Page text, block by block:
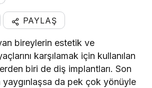
PAYLAŞ
bireylerin estetik ve
karşılamak için kullanılan
biri de diş implantları. Son
yaygınlaşsa da pek çok yönüyle